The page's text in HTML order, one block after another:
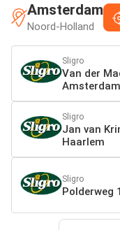
Amsterdam
Noord-Holland
Sligro
Van der
Amsterdam
Sligro
Jan van
Haarlem
Sligro
Polderweg